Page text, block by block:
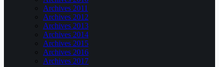
Archives 2011
Archives 2012
Archives 2013
Archives 2014
Archives 2015
Archives 2016
Archives 2017